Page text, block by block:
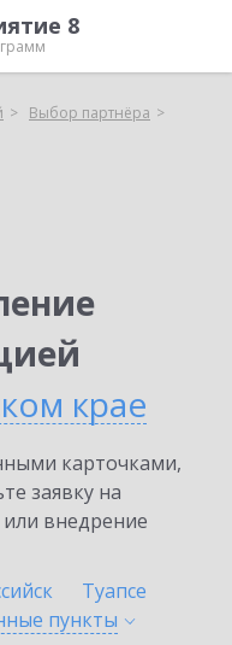
8
Выбор партнёра
крае
карточками,
заявку на
внедрение
Туапсе
пункты